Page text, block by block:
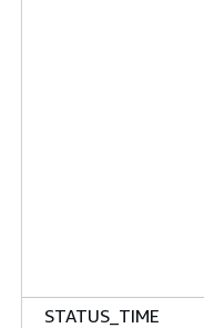
STATUS_TIME